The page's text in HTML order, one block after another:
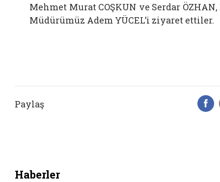
Mehmet Murat COŞKUN ve Serdar
Müdürümüz Adem YÜCEL’i ziyaret ettiler.
Paylaş
Haberler